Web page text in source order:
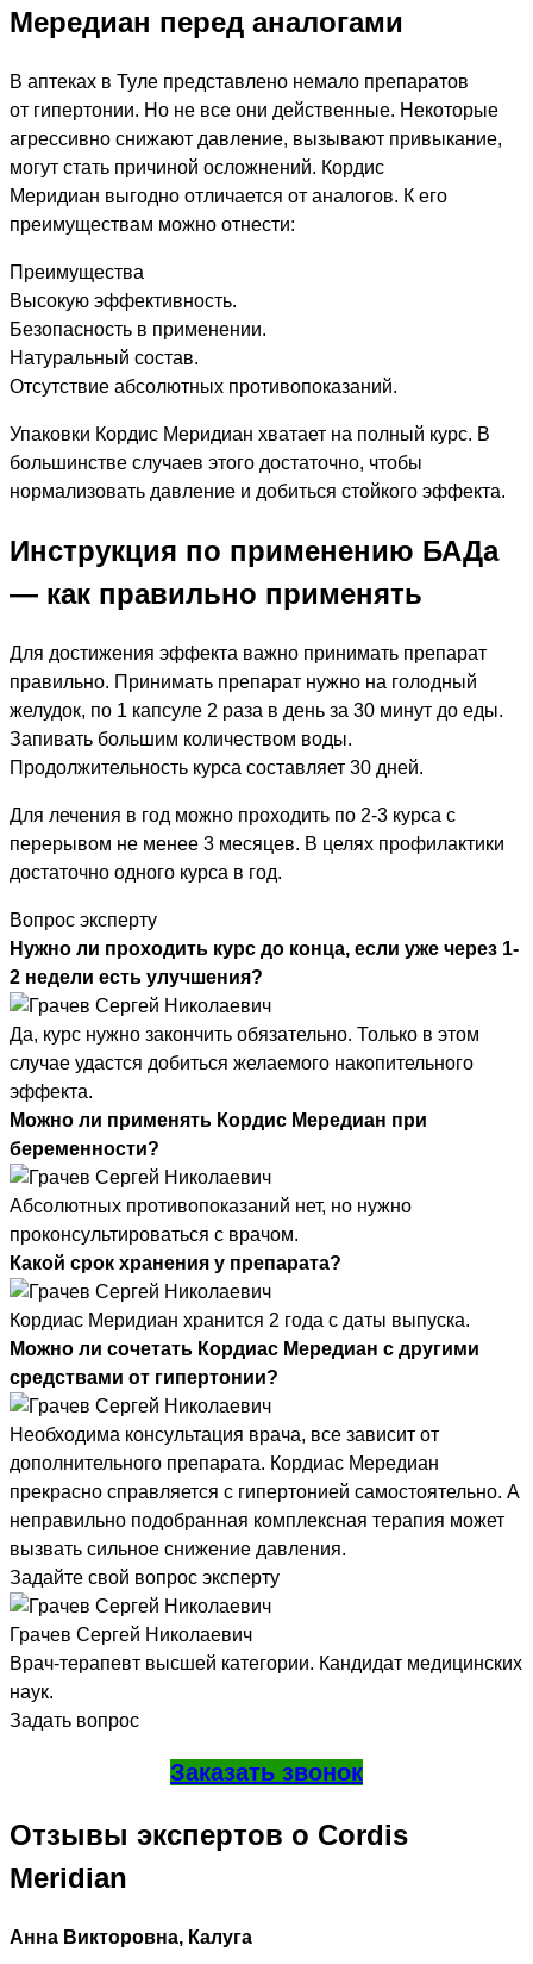
Мередиан перед аналогами
В аптеках в Туле представлено немало препаратов
от гипертонии. Но не все они действенные. Некоторые
агрессивно снижают давление, вызывают привыкание,
могут стать причиной осложнений. Кордис
Меридиан выгодно отличается от аналогов. К его
преимуществам можно отнести:
Преимущества
Высокую эффективность.
Безопасность в применении.
Натуральный состав.
Отсутствие абсолютных противопоказаний.
Упаковки Кордис Меридиан хватает на полный курс. В
большинстве случаев этого достаточно, чтобы
нормализовать давление и добиться стойкого эффекта.
Инструкция по применению БАДа
— как правильно применять
Для достижения эффекта важно принимать препарат
правильно. Принимать препарат нужно на голодный
желудок, по 1 капсуле 2 раза в день за 30 минут до еды.
Запивать большим количеством воды.
Продолжительность курса составляет 30 дней.
Для лечения в год можно проходить по 2-3 курса с
перерывом не менее 3 месяцев. В целях профилактики
достаточно одного курса в год.
Вопрос эксперту
Нужно ли проходить курс до конца, если уже через 1-
2 недели есть улучшения?
Да, курс нужно закончить обязательно. Только в этом
случае удастся добиться желаемого накопительного
эффекта.
Можно ли применять Кордис Мередиан при
беременности?
Абсолютных противопоказаний нет, но нужно
проконсультироваться с врачом.
Какой срок хранения у препарата?
Кордиас Меридиан хранится 2 года с даты выпуска.
Можно ли сочетать Кордиас Мередиан с другими
средствами от гипертонии?
Необходима консультация врача, все зависит от
дополнительного препарата. Кордиас Мередиан
прекрасно справляется с гипертонией самостоятельно. А
неправильно подобранная комплексная терапия может
вызвать сильное снижение давления.
Задайте свой вопрос эксперту
Грачев Сергей Николаевич
Врач-терапевт высшей категории. Кандидат медицинских
наук.
Задать вопрос
Заказать звонок
Отзывы экспертов о Cordis
Meridian
Анна Викторовна, Калуга